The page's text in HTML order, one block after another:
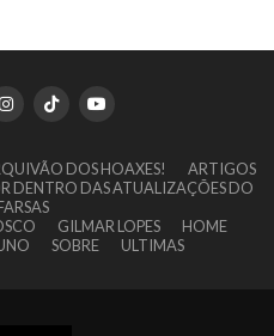
DOS HOAXES!
ARTIGOS
DENTRO DAS ATUALIZAÇÕES DO
GILMAR LOPES
HOME
SOBRE ULTIMAS